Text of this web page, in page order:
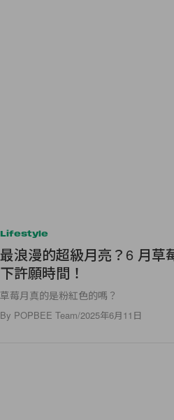
Lifestyle
最浪漫的超級月亮？6 月草
下許願時間！
草莓月真的是粉紅色的嗎？
By POPBEE Team/2025年6月11日